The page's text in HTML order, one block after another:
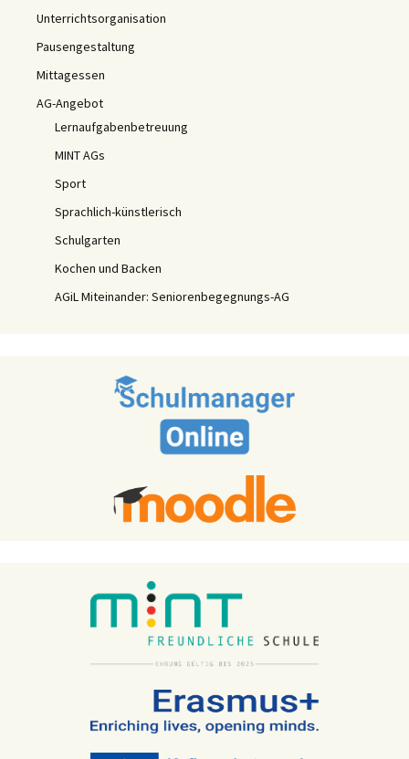
Unterrichtsorganisation
Pausengestaltung
Mittagessen
AG-Angebot
Lernaufgabenbetreuung
MINT AGs
Sport
Sprachlich-künstlerisch
Schulgarten
Kochen und Backen
AGiL Miteinander: Seniorenbegegnungs-AG